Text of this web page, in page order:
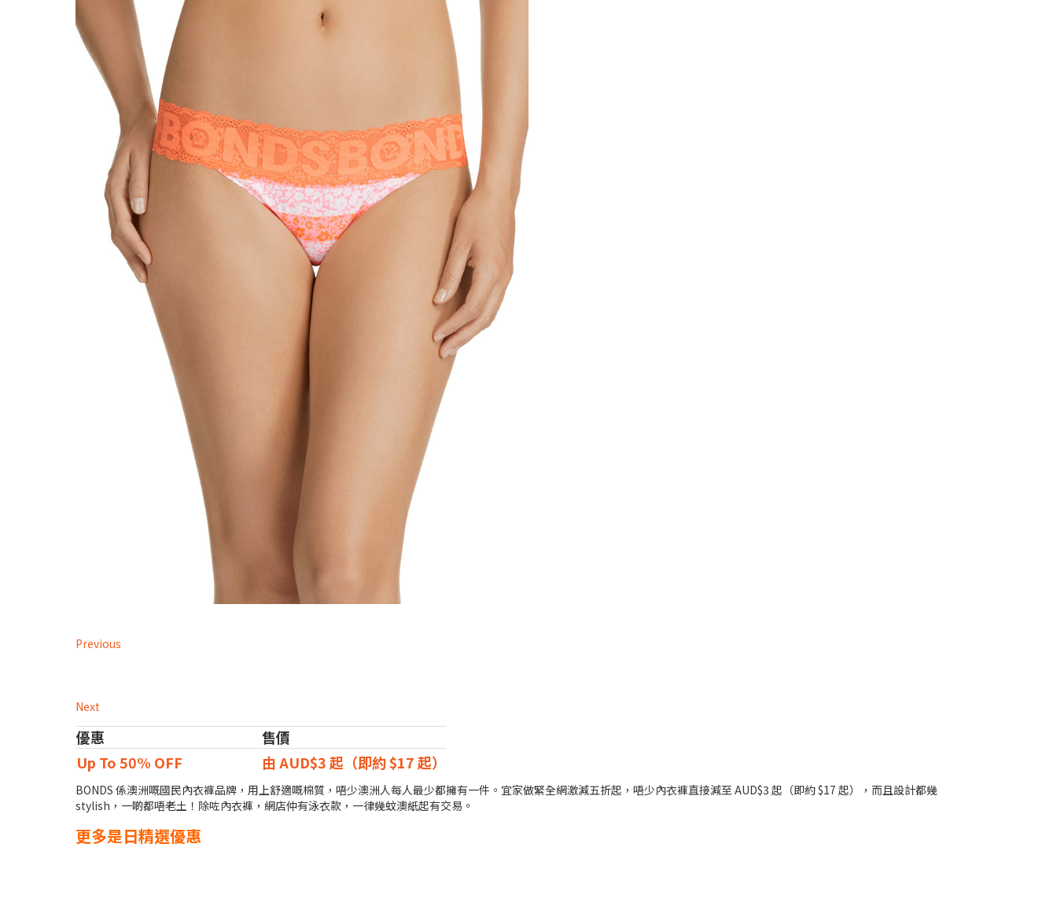
Previous
Next
優惠
售價
Up To 50% OFF
由 AUD$3 起（即約 $17 起）
BONDS 係澳洲嘅國民內衣褲品牌，用上舒適嘅棉質，唔少澳洲人每人最少都擁有一件。宜家做緊全網激減五折起，唔少內衣褲直接減至 AUD$3 起（即約 $17 起），而且設計都幾
stylish，一啲都唔老土！除咗內衣褲，網店仲有泳衣款，一律幾蚊澳紙起有交易。
更多是日精選優惠